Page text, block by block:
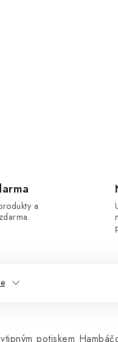
a
potiskem